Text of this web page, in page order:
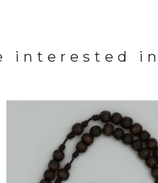
interested